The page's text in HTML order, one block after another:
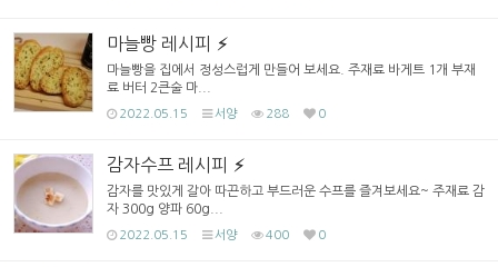
마늘빵 레시피
마늘빵을 집에서 정성스럽게 만들어 보세요. 주재료 바게트 1개 부재
료 버터 2큰술 마...
2022.05.15 서양 288 0
감자수프 레시피
감자를 맛있게 갈아 따끈하고 부드러운 수프를 즐겨보세요~ 주재료 감
자 300g 양파 60g...
2022.05.15 서양 400 0